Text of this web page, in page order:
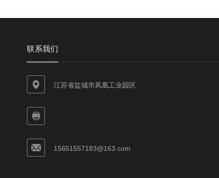
联系我们
江苏省盐城市凤凰工业园区
15651557183@163.com